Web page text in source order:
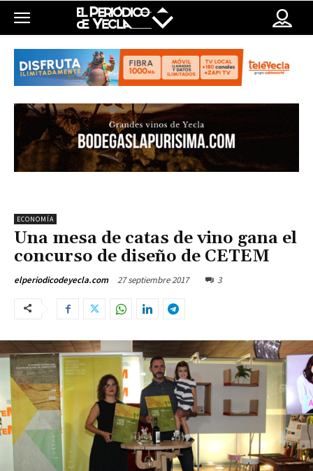
ECONOMÍA
Una mesa de catas de vino gana el
concurso de diseño de CETEM
elperiodicodeyecla.com 27 septiembre 2017 3